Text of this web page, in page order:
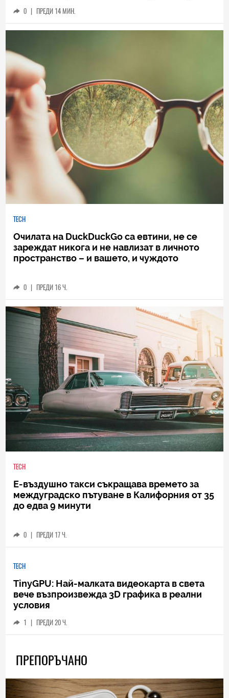
0 | ПРЕДИ 14 МИН.
TECH
Очилата на DuckDuckGo са евтини, не се
зареждат никога и не навлизат в личното
пространство – и вашето, и чуждото
0 | ПРЕДИ 16 Ч.
TECH
Е-въздушно такси съкращава времето за
междуградско пътуване в Калифорния от 35
до едва 9 минути
0 ПРЕДИ 17 Ч.
TECH
TinyGPU: Най-малката видеокарта в света
вече възпроизвежда 3D графика в реални
условия
1 | ПРЕДИ 20 Ч.
ПРЕПОРЪЧАНО